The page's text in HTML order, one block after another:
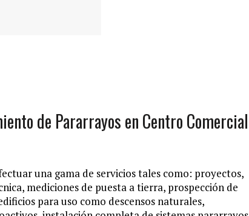
de Pararrayos en Centro Comercial
una gama de servicios tales como: proyectos,
mediciones de puesta a tierra, prospección de
para uso como descensos naturales,